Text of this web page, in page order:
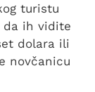
turistu
da ih vidite
dolara ili
novčanicu